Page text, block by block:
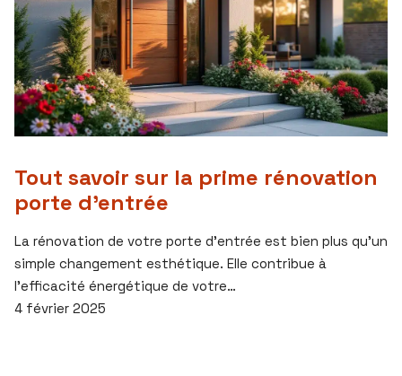
Tout savoir sur la prime rénovation
porte d’entrée
La rénovation de votre porte d’entrée est bien plus qu’un
simple changement esthétique. Elle contribue à
l’efficacité énergétique de votre…
4 février 2025